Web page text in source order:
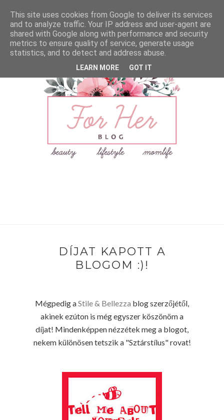
DÍJAT KAPOTT A
BLOGOM :)!
Mégpedig aStile & Bellezza blog szerzőjétől,
akinek ezúton is még egyszer köszönöm a
díjat! Mindenképpen nézzétek meg a blogot,
nekem különösen tetszik a "Sztárstílus" rovat!
This site uses cookies from Google to deliver its services
and to analyze traffic. Your IP address and user-agent are
shared with Google along with performance and security
metrics to ensure quality of service, generate usage
statistics, and to detect and address abuse.
LEARN MORE GOT IT